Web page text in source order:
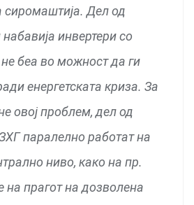
сиромаштија. Дел од
инвертери со
беа во можност да ги
енергетската криза. За
овој проблем, дел од
паралелно работат на
ниво, како на пр.
на прагот на дозволена